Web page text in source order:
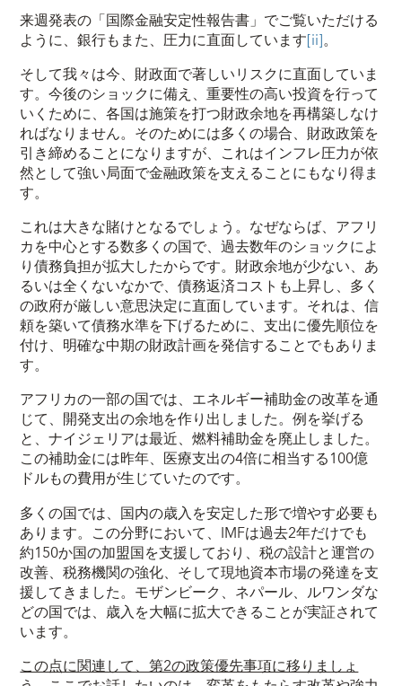
来週発表の「国際金融安定性報告書」でご覧いただける
ように、銀行もまた、圧力に直面しています[ii]。
そして我々は今、財政面で著しいリスクに直面していま
す。今後のショックに備え、重要性の高い投資を行って
いくために、各国は施策を打つ財政余地を再構築しなけ
ればなりません。そのためには多くの場合、財政政策を
引き締めることになりますが、これはインフレ圧力が依
然として強い局面で金融政策を支えることにもなり得ま
す。
これは大きな賭けとなるでしょう。なぜならば、アフリ
カを中心とする数多くの国で、過去数年のショックによ
り債務負担が拡大したからです。財政余地が少ない、あ
るいは全くないなかで、債務返済コストも上昇し、多く
の政府が厳しい意思決定に直面しています。それは、信
頼を築いて債務水準を下げるために、支出に優先順位を
付け、明確な中期の財政計画を発信することでもありま
す。
アフリカの一部の国では、エネルギー補助金の改革を通
じて、開発支出の余地を作り出しました。例を挙げる
と、ナイジェリアは最近、燃料補助金を廃止しました。
この補助金には昨年、医療支出の4倍に相当する100億
ドルもの費用が生じていたのです。
多くの国では、国内の歳入を安定した形で増やす必要も
あります。この分野において、IMFは過去2年だけでも
約150か国の加盟国を支援しており、税の設計と運営の
改善、税務機関の強化、そして現地資本市場の発達を支
援してきました。モザンビーク、ネパール、ルワンダな
どの国では、歳入を大幅に拡大できることが実証されて
います。
この点に関連して、第2の政策優先事項に移りましょ